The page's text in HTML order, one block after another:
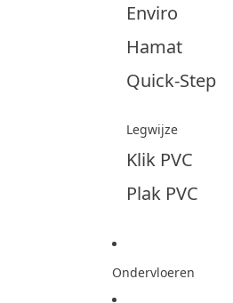
Enviro
Hamat
Quick-Step
Legwijze
Klik PVC
Plak PVC
Ondervloeren